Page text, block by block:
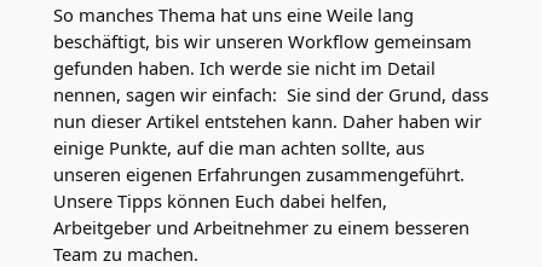
So manches Thema hat uns eine Weile lang
beschäftigt, bis wir unseren Workflow gemeinsam
gefunden haben. Ich werde sie nicht im Detail
nennen, sagen wir einfach: Sie sind der Grund, dass
nun dieser Artikel entstehen kann. Daher haben wir
einige Punkte, auf die man achten sollte, aus
unseren eigenen Erfahrungen zusammengeführt.
Unsere Tipps können Euch dabei helfen,
Arbeitgeber und Arbeitnehmer zu einem besseren
Team zu machen.